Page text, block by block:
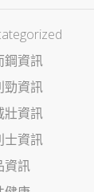
鋼資訊
勁資訊
壯資訊
士資訊
資訊